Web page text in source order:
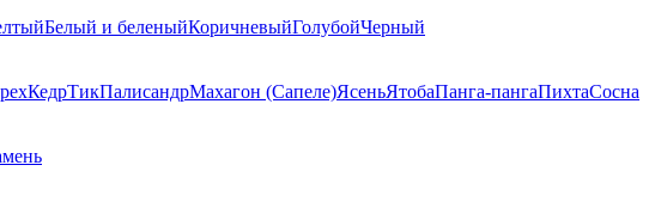
Белый и беленыйКоричневыйГолубойЧерный
КедрТикПалисандрМахагон (Сапеле)ЯсеньЯтобаПанга-пангаПихтаСосна